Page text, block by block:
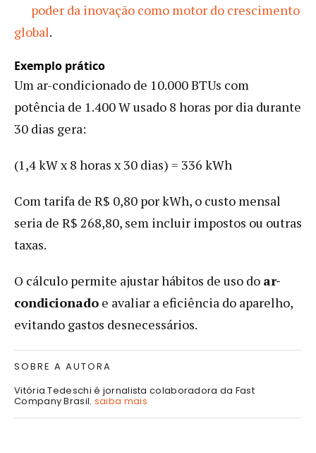
poder da inovação como motor do crescimento
global.
Exemplo prático
Um ar-condicionado de 10.000 BTUs com
potência de 1.400 W usado 8 horas por dia durante
30 dias gera:
(1,4 kW x 8 horas x 30 dias) = 336 kWh
Com tarifa de R$ 0,80 por kWh, o custo mensal
seria de R$ 268,80, sem incluir impostos ou outras
taxas.
O cálculo permite ajustar hábitos de uso do ar-
condicionado e avaliar a eficiência do aparelho,
evitando gastos desnecessários.
SOBRE A AUTORA
Vitória Tedeschi é jornalista colaboradora da Fast
Company Brasil. saiba mais